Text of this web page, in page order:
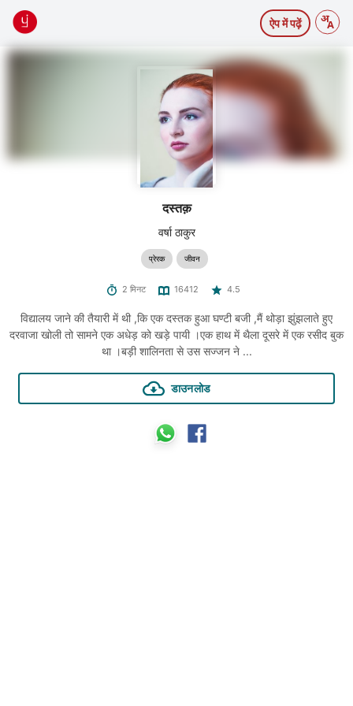
ऐप में पढ़ें
दस्तक़
वर्षा ठाकुर
प्रेरक जीवन
2 मिनट 16412 4.5
विद्यालय जाने की तैयारी में थी ,कि एक दस्तक हुआ घण्टी बजी ,मैं थोड़ा झुंझलाते हुए
दरवाजा खोली तो सामने एक अधेड़ को खड़े पायी ।एक हाथ में थैला दूसरे में एक रसीद बुक
था ।बड़ी शालिनता से उस सज्जन ने ...
डाउनलोड